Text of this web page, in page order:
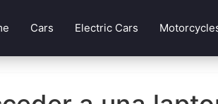
Cars Electric Cars